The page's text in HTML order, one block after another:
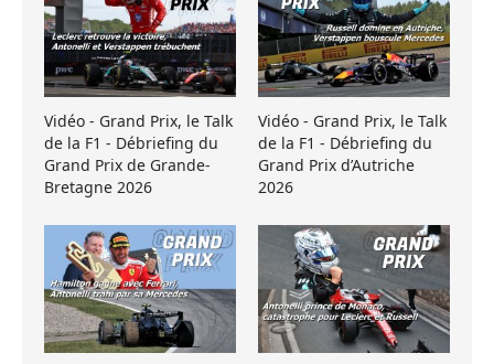
Vidéo - Grand Prix, le Talk
de la F1 - Débriefing du
Grand Prix de Grande-
Bretagne 2026
Vidéo - Grand Prix, le Talk
de la F1 - Débriefing du
Grand Prix d’Autriche
2026